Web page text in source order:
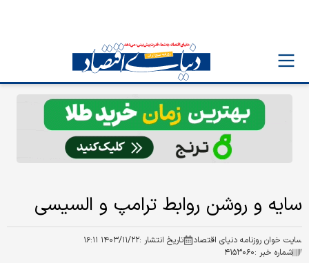
سایه و روشن روابط ترامپ و السیسی
سایت خوان روزنامه دنیای اقتصاد تاریخ انتشار :۱۴۰۳/۱۱/۲۲ ۱۶:۱۱
شماره خبر :۴۱۵۳۰۶۰